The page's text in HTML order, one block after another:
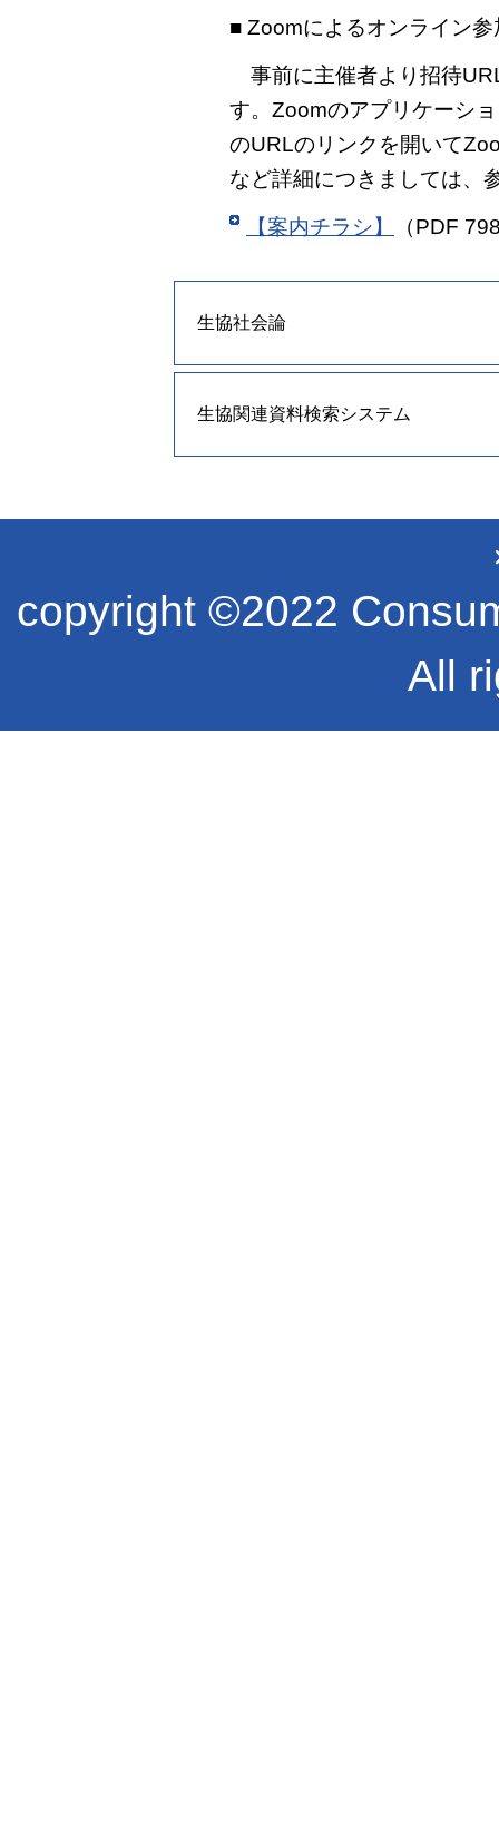
■ Zoomによるオンライン参
事前に主催者より招待
す。Zoomのアプリケーシ
のURLのリンクを開いて
など詳細につきましては、
【案内チラシ】
（PDF
生協社会論
生協関連資料検索システム
copyright ©2022
All